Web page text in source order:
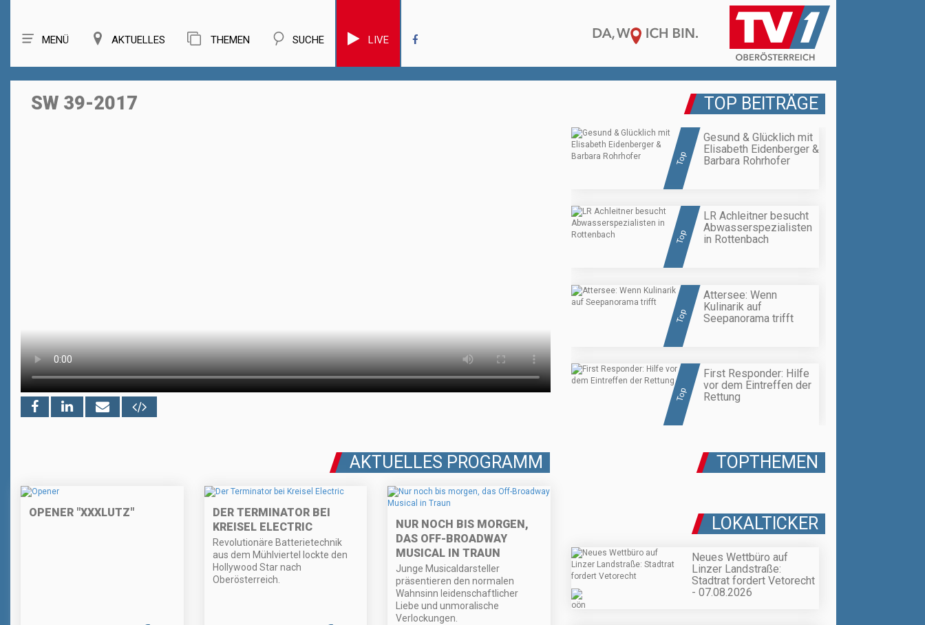
MENÜ AKTUELLES THEMEN SUCHE LIVE
SW 39-2017 TOP BEITRÄGE
Top
Gesund & Glücklich mit
Elisabeth Eidenberger &
Barbara Rohrhofer
Top
LR Achleitner besucht
Abwasserspezialisten
in Rottenbach
Top
Attersee: Wenn
Kulinarik auf
Seepanorama trifft
Top
First Responder: Hilfe
vor dem Eintreffen der
Rettung
AKTUELLES PROGRAMM
OPENER "XXXLUTZ"
DER TERMINATOR BEI
KREISEL ELECTRIC
Revolutionäre Batterietechnik
aus dem Mühlviertel lockte den
Hollywood Star nach
Oberösterreich.
NUR NOCH BIS MORGEN,
DAS OFF-BROADWAY
MUSICAL IN TRAUN
Junge Musicaldarsteller
präsentieren den normalen
Wahnsinn leidenschaftlicher
Liebe und unmoralische
Verlockungen.
TOPTHEMEN
LOKALTICKER
Neues Wettbüro auf
Linzer Landstraße:
Stadtrat fordert Vetorecht
- 07.08.2026